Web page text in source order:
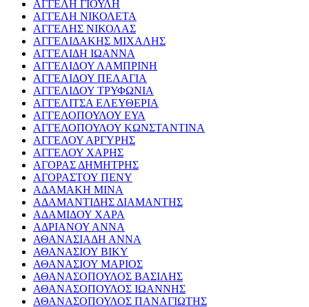
ΑΓΓΕΛΗ ΓΙΟΥΛΗ
ΑΓΓΕΛΗ ΝΙΚΟΛΕΤΑ
ΑΓΓΕΛΗΣ ΝΙΚΟΛΑΣ
ΑΓΓΕΛΙΔΑΚΗΣ ΜΙΧΑΛΗΣ
ΑΓΓΕΛΙΔΗ ΙΩΑΝΝΑ
ΑΓΓΕΛΙΔΟΥ ΛΑΜΠΡΙΝΗ
ΑΓΓΕΛΙΔΟΥ ΠΕΛΑΓΙΑ
ΑΓΓΕΛΙΔΟΥ ΤΡΥΦΩΝΙΑ
ΑΓΓΕΛΙΤΣΑ ΕΛΕΥΘΕΡΙΑ
ΑΓΓΕΛΟΠΟΥΛΟΥ ΕΥΑ
ΑΓΓΕΛΟΠΟΥΛΟΥ ΚΩΝΣΤΑΝΤΙΝΑ
ΑΓΓΕΛΟΥ ΑΡΓΥΡΗΣ
ΑΓΓΕΛΟΥ ΧΑΡΗΣ
ΑΓΟΡΑΣ ΔΗΜΗΤΡΗΣ
ΑΓΟΡΑΣΤΟΥ ΠΕΝΥ
ΑΔΑΜΑΚΗ ΜΙΝΑ
ΑΔΑΜΑΝΤΙΔΗΣ ΔΙΑΜΑΝΤΗΣ
ΑΔΑΜΙΔΟΥ ΧΑΡΑ
ΑΔΡΙΑΝΟΥ ΑΝΝΑ
ΑΘΑΝΑΣΙΑΔΗ ΑΝΝΑ
ΑΘΑΝΑΣΙΟΥ ΒΙΚΥ
ΑΘΑΝΑΣΙΟΥ ΜΑΡΙΟΣ
ΑΘΑΝΑΣΟΠΟΥΛΟΣ ΒΑΣΙΛΗΣ
ΑΘΑΝΑΣΟΠΟΥΛΟΣ ΙΩΑΝΝΗΣ
ΑΘΑΝΑΣΟΠΟΥΛΟΣ ΠΑΝΑΓΙΩΤΗΣ